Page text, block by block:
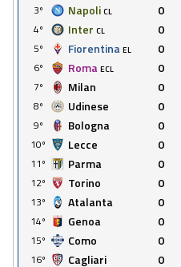
3º
Napoli CL 0
4º
Inter CL 0
5º
Fiorentina EL 0
6º
Roma ECL 0
7º
Milan 0
8º
Udinese 0
9º
Bologna 0
10º
Lecce 0
11º
Parma 0
12º
Torino 0
13º
Atalanta 0
14º
Genoa 0
15º
Como 0
16º
Cagliari 0